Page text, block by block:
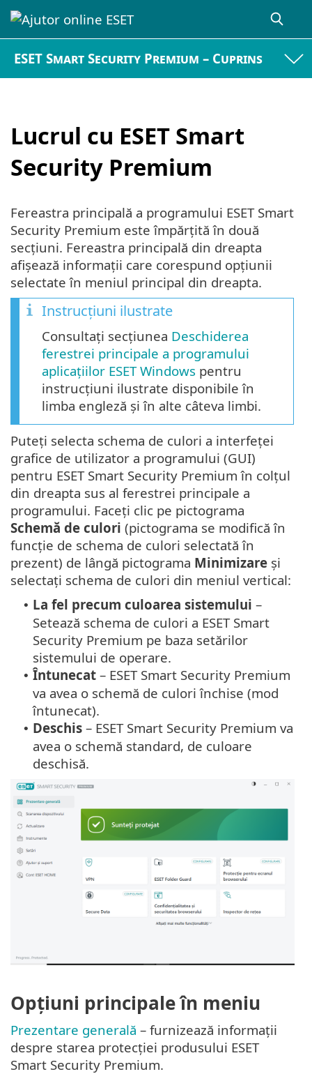
ESET Smart Security Premium – Cuprins
Lucrul cu ESET Smart
Security Premium
Fereastra principală a programului ESET Smart
Security Premium este împărțită în două
secțiuni. Fereastra principală din dreapta
afișează informații care corespund opțiunii
selectate în meniul principal din dreapta.
Instrucțiuni ilustrate
Consultați secțiunea Deschiderea
ferestrei principale a programului
aplicațiilor ESET Windows pentru
instrucțiuni ilustrate disponibile în
limba engleză și în alte câteva limbi.
Puteți selecta schema de culori a interfeței
grafice de utilizator a programului (GUI)
pentru ESET Smart Security Premium în colțul
din dreapta sus al ferestrei principale a
programului. Faceți clic pe pictograma
Schemă de culori (pictograma se modifică în
funcție de schema de culori selectată în
prezent) de lângă pictograma Minimizare și
selectați schema de culori din meniul vertical:
• La fel precum culoarea sistemului –
Setează schema de culori a ESET Smart
Security Premium pe baza setărilor
sistemului de operare.
• Întunecat – ESET Smart Security Premium
va avea o schemă de culori închise (mod
întunecat).
• Deschis – ESET Smart Security Premium va
avea o schemă standard, de culoare
deschisă.
Opțiuni principale în meniu
Prezentare generală – furnizează informații
despre starea protecției produsului ESET
Smart Security Premium.